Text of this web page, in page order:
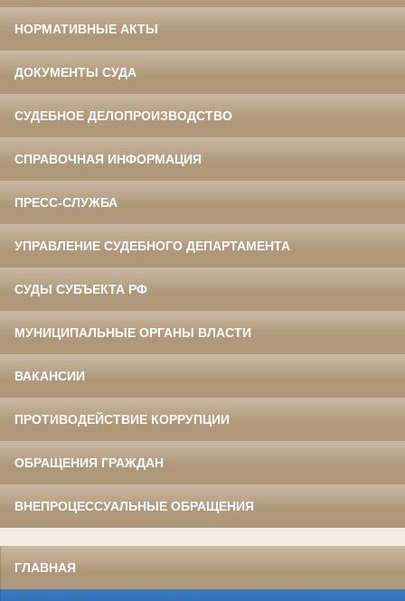
НОРМАТИВНЫЕ АКТЫ
ДОКУМЕНТЫ СУДА
СУДЕБНОЕ ДЕЛОПРОИЗВОДСТВО
СПРАВОЧНАЯ ИНФОРМАЦИЯ
ПРЕСС-СЛУЖБА
УПРАВЛЕНИЕ СУДЕБНОГО ДЕПАРТАМЕНТА
СУДЫ СУБЪЕКТА РФ
МУНИЦИПАЛЬНЫЕ ОРГАНЫ ВЛАСТИ
ВАКАНСИИ
ПРОТИВОДЕЙСТВИЕ КОРРУПЦИИ
ОБРАЩЕНИЯ ГРАЖДАН
ВНЕПРОЦЕССУАЛЬНЫЕ ОБРАЩЕНИЯ
ГЛАВНАЯ